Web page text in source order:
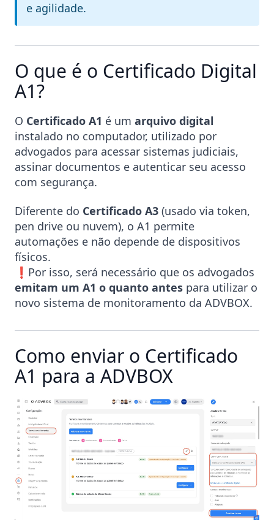
e agilidade.
O que é o Certificado Digital
A1?
O Certificado A1 é um arquivo digital
instalado no computador, utilizado por
advogados para acessar sistemas judiciais,
assinar documentos e autenticar seu acesso
com segurança.
Diferente do Certificado A3 (usado via token,
pen drive ou nuvem), o A1 permite
automações e não depende de dispositivos
físicos.
❗Por isso, será necessário que os advogados
emitam um A1 o quanto antes para utilizar o
novo sistema de monitoramento da ADVBOX.
Como enviar o Certificado
A1 para a ADVBOX